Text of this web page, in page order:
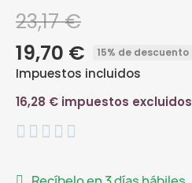
23,17 €
19,70 €
15% de descuento
Impuestos incluidos
16,28 € impuestos excluidos
    